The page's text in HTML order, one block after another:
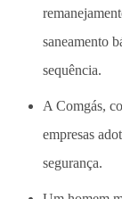
saneamento
sequência.
A Comgás,
empresas
segurança.